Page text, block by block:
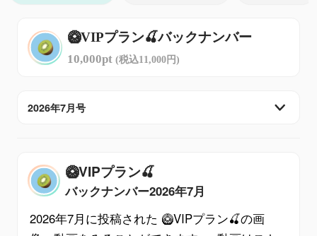
🥝VIPプラン🍒バックナンバー
10,000pt(税込11,000円)
2026年7月号
🥝VIPプラン🍒
バックナンバー2026年7月
2026年7月に投稿された 🥝VIPプラン🍒の画